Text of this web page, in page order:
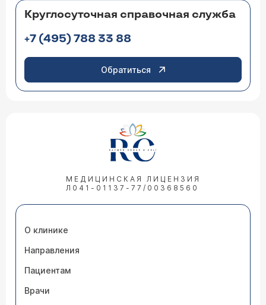
Круглосуточная справочная служба
+7 (495) 788 33 88
Обратиться
МЕДИЦИНСКАЯ ЛИЦЕНЗИЯ
Л041-01137-77/00368560
О клинике
Направления
Пациентам
Врачи